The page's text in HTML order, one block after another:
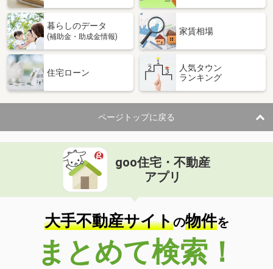
暮らしのデータ
(補助金・助成金情報)
家賃相場
住宅ローン
人気タウン
ランキング
ページトップに戻る
goo住宅・不動産
アプリ
大手不動産サイトの物件を
まとめて検索！